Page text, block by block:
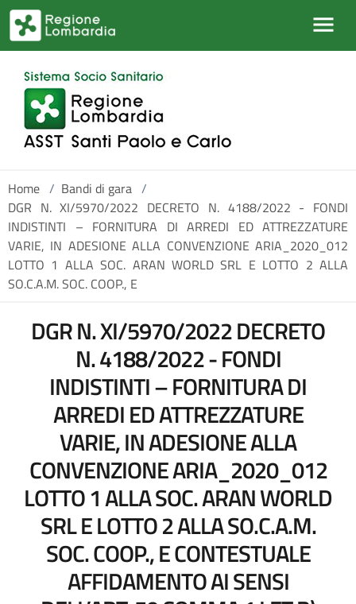
Salta al contenuto principale
Home / Bandi di gara /
DGR N. XI/5970/2022 DECRETO N. 4188/2022 - FONDI
INDISTINTI – FORNITURA DI ARREDI ED ATTREZZATURE
VARIE, IN ADESIONE ALLA CONVENZIONE ARIA_2020_012
LOTTO 1 ALLA SOC. ARAN WORLD SRL E LOTTO 2 ALLA
SO.C.A.M. SOC. COOP., E
DGR N. XI/5970/2022 DECRETO
N. 4188/2022 - FONDI
INDISTINTI – FORNITURA DI
ARREDI ED ATTREZZATURE
VARIE, IN ADESIONE ALLA
CONVENZIONE ARIA_2020_012
LOTTO 1 ALLA SOC. ARAN WORLD
SRL E LOTTO 2 ALLA SO.C.A.M.
SOC. COOP., E CONTESTUALE
AFFIDAMENTO AI SENSI